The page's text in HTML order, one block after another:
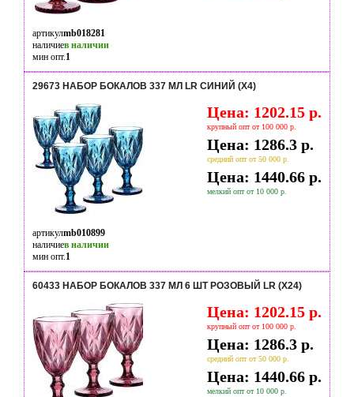
артикулmb018281
наличиев наличии
мин опт.1
29673 НАБОР БОКАЛОВ 337 МЛ LR СИНИЙ (Х4)
Цена: 1202.15 р.
крупный опт от 100 000 р.
Цена: 1286.3 р.
средний опт от 50 000 р.
Цена: 1440.66 р.
мелкий опт от 10 000 р.
артикулmb010899
наличиев наличии
мин опт.1
60433 НАБОР БОКАЛОВ 337 МЛ 6 ШТ РОЗОВЫЙ LR (Х24)
Цена: 1202.15 р.
крупный опт от 100 000 р.
Цена: 1286.3 р.
средний опт от 50 000 р.
Цена: 1440.66 р.
мелкий опт от 10 000 р.